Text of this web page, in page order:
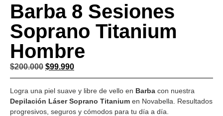
Barba 8 Sesiones
Soprano Titanium
Hombre
$200.000 $99.990
Logra una piel suave y libre de vello en Barba con nuestra
Depilación Láser Soprano Titanium en Novabella. Resultados
progresivos, seguros y cómodos para tu día a día.